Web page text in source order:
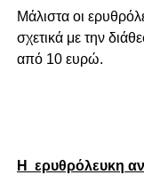
Μάλιστα οι
σχετικά με την
από 10 ευρώ.
Η ερυθρόλευκη